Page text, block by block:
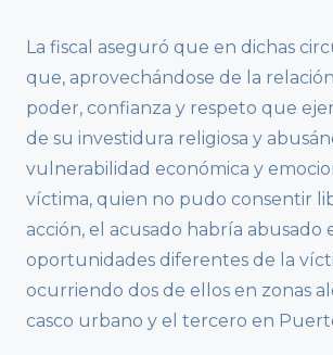
La fiscal aseguró que en dichas
que, aprovechándose de la
poder, confianza y respeto que
de su investidura religiosa y
vulnerabilidad económica y
víctima, quien no pudo consentir
acción, el acusado habría abusado
oportunidades diferentes de la
ocurriendo dos de ellos en zonas
casco urbano y el tercero en